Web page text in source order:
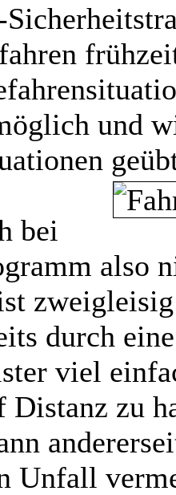
und
bei
also
durch
viel
Distanz zu
Unfall